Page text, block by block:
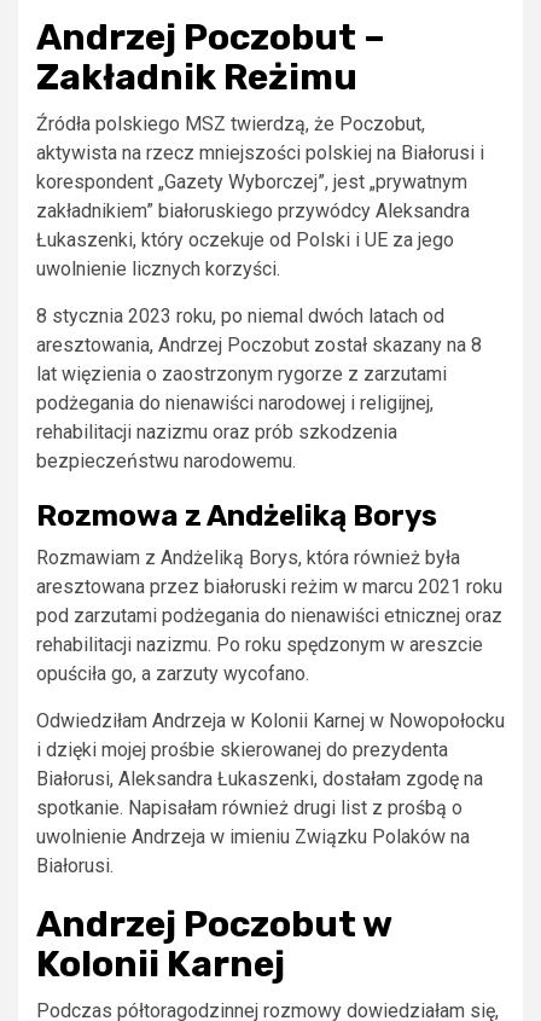
Andrzej Poczobut –
Zakładnik Reżimu
Źródła polskiego MSZ twierdzą, że Poczobut,
aktywista na rzecz mniejszości polskiej na Białorusi i
korespondent „Gazety Wyborczej”, jest „prywatnym
zakładnikiem” białoruskiego przywódcy Aleksandra
Łukaszenki, który oczekuje od Polski i UE za jego
uwolnienie licznych korzyści.
8 stycznia 2023 roku, po niemal dwóch latach od
aresztowania, Andrzej Poczobut został skazany na 8
lat więzienia o zaostrzonym rygorze z zarzutami
podżegania do nienawiści narodowej i religijnej,
rehabilitacji nazizmu oraz prób szkodzenia
bezpieczeństwu narodowemu.
Rozmowa z Andżeliką Borys
Rozmawiam z Andżeliką Borys, która również była
aresztowana przez białoruski reżim w marcu 2021 roku
pod zarzutami podżegania do nienawiści etnicznej oraz
rehabilitacji nazizmu. Po roku spędzonym w areszcie
opuściła go, a zarzuty wycofano.
Odwiedziłam Andrzeja w Kolonii Karnej w Nowopołocku
i dzięki mojej prośbie skierowanej do prezydenta
Białorusi, Aleksandra Łukaszenki, dostałam zgodę na
spotkanie. Napisałam również drugi list z prośbą o
uwolnienie Andrzeja w imieniu Związku Polaków na
Białorusi.
Andrzej Poczobut w
Kolonii Karnej
Podczas półtoragodzinnej rozmowy dowiedziałam się,